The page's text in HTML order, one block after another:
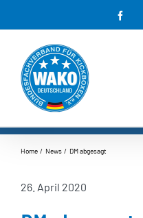
Inhalt
springen
Home News DM abgesagt
26. April 2020